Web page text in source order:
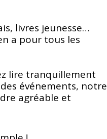
livres jeunesse…
a pour tous les
lire tranquillement
événements, notre
agréable et